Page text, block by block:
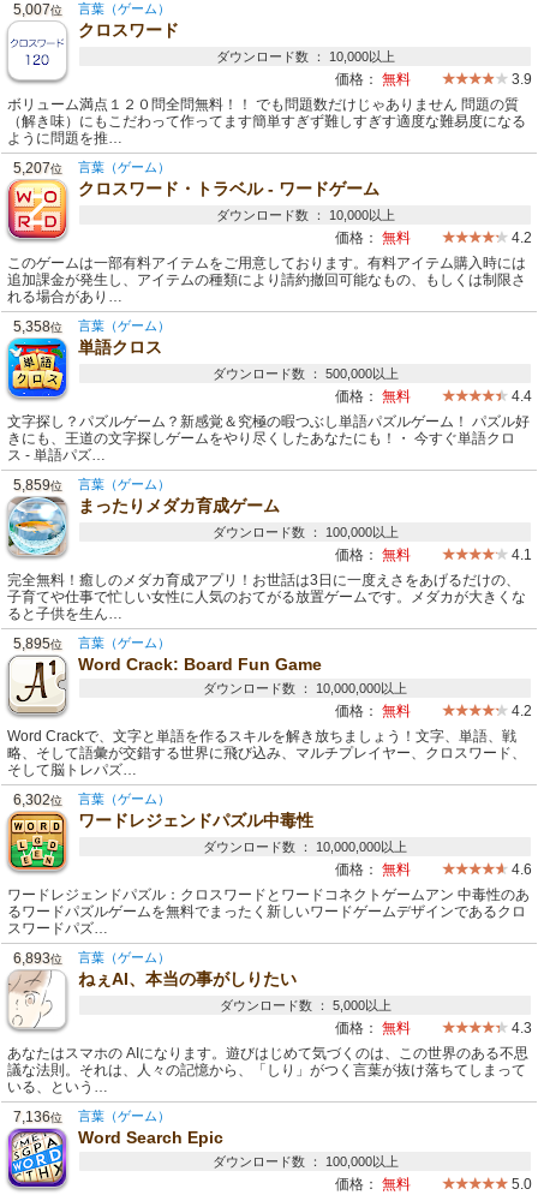
5,007位 言葉（ゲーム）
クロスワード
ダウンロード数 ： 10,000以上
価格： 無料
3.9
ボリューム満点１２０問全問無料！！ でも問題数だけじゃありません 問題の質
（解き味）にもこだわって作ってます簡単すぎず難しすぎす適度な難易度になる
ように問題を推…
5,207位 言葉（ゲーム）
クロスワード・トラベル - ワードゲーム
ダウンロード数 ： 10,000以上
価格： 無料
4.2
このゲームは一部有料アイテムをご用意しております。有料アイテム購入時には
追加課金が発生し、アイテムの種類により請約撤回可能なもの、もしくは制限さ
れる場合があり…
5,358位 言葉（ゲーム）
単語クロス
ダウンロード数 ： 500,000以上
価格： 無料
4.4
文字探し？パズルゲーム？新感覚＆究極の暇つぶし単語パズルゲーム！ パズル好
きにも、王道の文字探しゲームをやり尽くしたあなたにも！・ 今すぐ単語クロ
ス - 単語パズ…
5,859位 言葉（ゲーム）
まったりメダカ育成ゲーム
ダウンロード数 ： 100,000以上
価格： 無料
4.1
完全無料！癒しのメダカ育成アプリ！お世話は3日に一度えさをあげるだけの、
子育てや仕事で忙しい女性に人気のおてがる放置ゲームです。メダカが大きくな
ると子供を生ん…
5,895位 言葉（ゲーム）
Word Crack: Board Fun Game
ダウンロード数 ： 10,000,000以上
価格： 無料
4.2
Word Crackで、文字と単語を作るスキルを解き放ちましょう！文字、単語、戦
略、そして語彙が交錯する世界に飛び込み、マルチプレイヤー、クロスワード、
そして脳トレパズ…
6,302位 言葉（ゲーム）
ワードレジェンドパズル中毒性
ダウンロード数 ： 10,000,000以上
価格： 無料
4.6
ワードレジェンドパズル：クロスワードとワードコネクトゲームアン 中毒性のあ
るワードパズルゲームを無料でまったく新しいワードゲームデザインであるクロ
スワードパズ…
6,893位 言葉（ゲーム）
ねぇAI、本当の事がしりたい
ダウンロード数 ： 5,000以上
価格： 無料
4.3
あなたはスマホの AIになります。遊びはじめて気づくのは、この世界のある不思
議な法則。それは、人々の記憶から、「しり」がつく言葉が抜け落ちてしまって
いる、という…
7,136位 言葉（ゲーム）
Word Search Epic
ダウンロード数 ： 100,000以上
価格： 無料 5.0